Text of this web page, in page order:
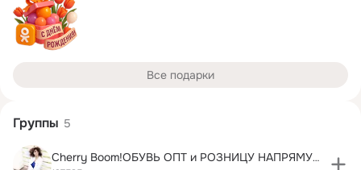
Все подарки
Группы 5
Cherry Boom!ОБУВЬ ОПТ и РОЗНИЦУ НАПРЯМУЮ С ФАБРИК